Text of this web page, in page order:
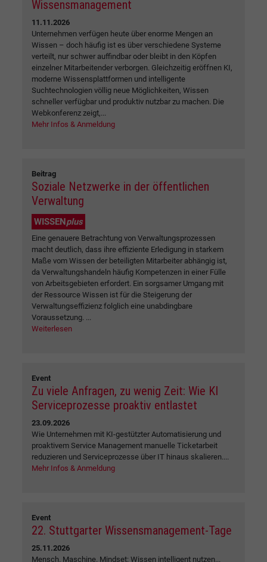
Wissensmanagement
11.11.2026
Unternehmen verfügen heute über enorme Mengen an
Wissen – doch häufig ist es über verschiedene Systeme
verteilt, nur schwer auffindbar oder bleibt in den Köpfen
einzelner Mitarbeitender verborgen. Gleichzeitig eröffnen KI,
moderne Wissensplattformen und intelligente
Suchtechnologien völlig neue Möglichkeiten, Wissen
schneller verfügbar und produktiv nutzbar zu machen. Die
Webkonferenz zeigt,...
Mehr Infos & Anmeldung
Beitrag
Soziale Netzwerke in der öffentlichen
Verwaltung
WISSEN plus
Eine genauere Betrachtung von Verwaltungsprozessen
macht deutlich, dass ihre effiziente Erledigung in starkem
Maße vom Wissen der beteiligten Mitarbeiter abhängig ist,
da Verwaltungshandeln häufig Kompetenzen in einer Fülle
von Arbeitsgebieten erfordert. Ein sorgsamer Umgang mit
der Ressource Wissen ist für die Steigerung der
Verwaltungseffizienz folglich eine unabdingbare
Voraussetzung. ...
Weiterlesen
Event
Zu viele Anfragen, zu wenig Zeit: Wie KI
Serviceprozesse proaktiv entlastet
23.09.2026
Wie Unternehmen mit KI-gestützter Automatisierung und
proaktivem Service Management manuelle Ticketarbeit
reduzieren und Serviceprozesse über IT hinaus skalieren....
Mehr Infos & Anmeldung
Event
22. Stuttgarter Wissensmanagement-Tage
25.11.2026
Mensch. Maschine. Mindset: Wissen intelligent nutzen...